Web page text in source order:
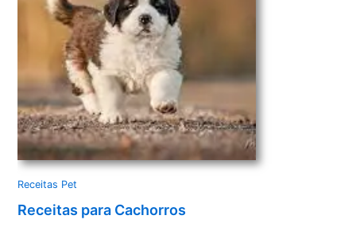
Receitas Pet
Receitas para Cachorros